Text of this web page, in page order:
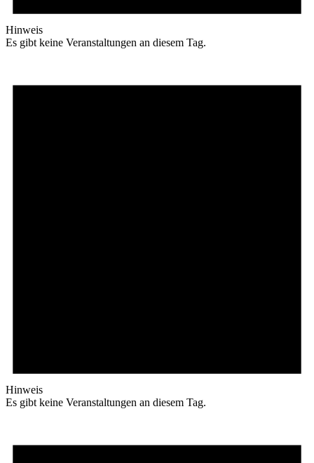
Hinweis
Es gibt keine Veranstaltungen an diesem Tag.
Hinweis
Es gibt keine Veranstaltungen an diesem Tag.